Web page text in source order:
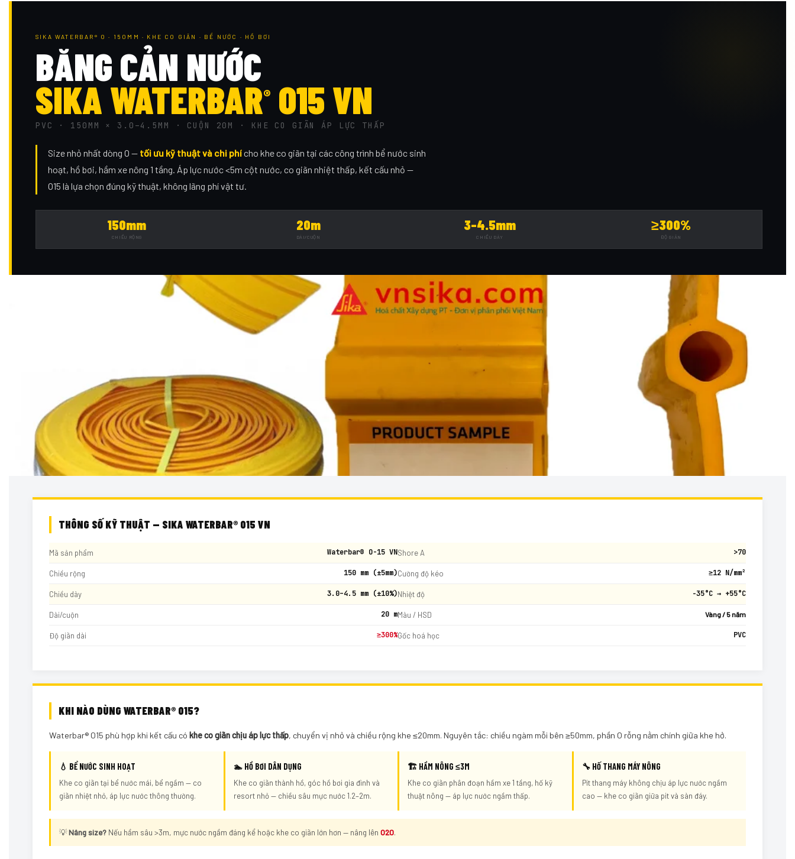
SIKA WATERBAR® O · 150MM · KHE CO GIÃN · BỂ NƯỚC · HỒ BƠI
BĂNG CẢN NƯỚC
SIKA WATERBAR® O15 VN
PVC · 150MM × 3.0–4.5MM · CUỘN 20M · KHE CO GIÃN ÁP LỰC THẤP
Size nhỏ nhất dòng O — tối ưu kỹ thuật và chi phícho khe co giãn tại các công trình bể nước sinh
hoạt, hồ bơi, hầm xe nông 1 tầng. Áp lực nước <5m cột nước, co giãn nhiệt thấp, kết cấu nhỏ —
O15 là lựa chọn đúng kỹ thuật, không lãng phí vật tư.
150mm
CHIỀU RỘNG
20m
DÀI/CUỘN
3–4.5mm
CHIỀU DÀY
≥300%
ĐỘ GIÃN
THÔNG SỐ KỸ THUẬT — SIKA WATERBAR® O15 VN
Mã sản phẩm Waterbar® O-15 VN
Chiều rộng 150 mm (±5mm)
Chiều dày 3.0–4.5 mm (±10%)
Dài/cuộn 20 m
Độ giãn dài ≥300%
Shore A >70
Cường độ kéo ≥12 N/mm²
Nhiệt độ −35°C → +55°C
Màu / HSD Vàng / 5 năm
Gốc hoá học PVC
KHI NÀO DÙNG WATERBAR® O15?
Waterbar® O15 phù hợp khi kết cấu có khe co giãn chịu áp lực thấp, chuyển vị nhỏ và chiều rộng khe ≤20mm. Nguyên tắc: chiều ngàm mỗi bên ≥50mm, phần O rỗng nằm chính giữa khe hở.
💧 BỂ NƯỚC SINH HOẠT
Khe co giãn tại bể nước mái, bể ngầm — co
giãn nhiệt nhỏ, áp lực nước thông thường.
🏊 HỒ BƠI DÂN DỤNG
Khe co giãn thành hồ, góc hồ bơi gia đình và
resort nhỏ — chiều sâu mực nước 1.2–2m.
🏗️ HẦM NÔNG ≤3M
Khe co giãn phân đoạn hầm xe 1 tầng, hố kỹ
thuật nông — áp lực nước ngầm thấp.
🔧 HỐ THANG MÁY NÔNG
Pit thang máy không chịu áp lực nước ngầm
cao — khe co giãn giữa pit và sàn đáy.
💡Nâng size? Nếu hầm sâu >3m, mực nước ngầm đáng kể hoặc khe co giãn lớn hơn — nâng lên O20.